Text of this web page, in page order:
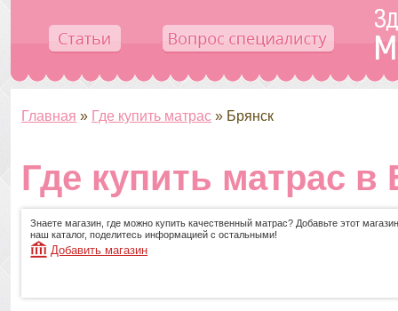
Главная » Где купить матрас » Брянск
Где купить матрас в
Знаете магазин, где можно купить качественный матрас? Добавьте этот
наш каталог, поделитесь информацией с остальными!
Добавить магазин